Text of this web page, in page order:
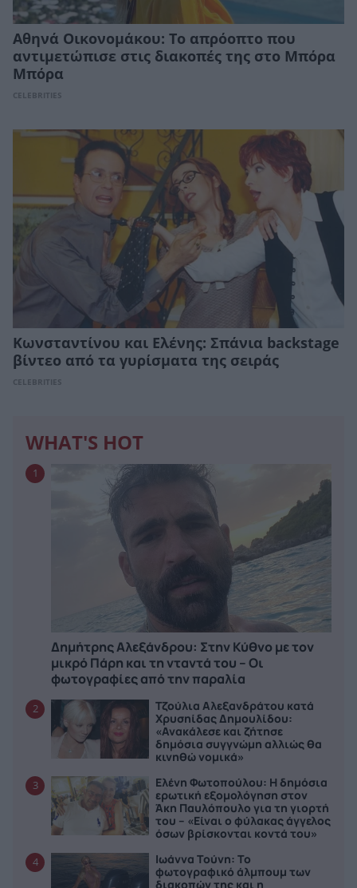
Αθηνά Οικονομάκου: Το απρόοπτο που
αντιμετώπισε στις διακοπές της στο Μπόρα
Μπόρα
CELEBRITIES
Κωνσταντίνου και Ελένης: Σπάνια backstage
βίντεο από τα γυρίσματα της σειράς
CELEBRITIES
WHAT'S HOT
1
Δημήτρης Αλεξάνδρου: Στην Κύθνο με τον
μικρό Πάρη και τη νταντά του – Οι
φωτογραφίες από την παραλία
2
Τζούλια Αλεξανδράτου κατά
Χρυσηίδας Δημουλίδου:
«Ανακάλεσε και ζήτησε
δημόσια συγγνώμη αλλιώς θα
κινηθώ νομικά»
3
Ελένη Φωτοπούλου: Η δημόσια
ερωτική εξομολόγηση στον
Άκη Παυλόπουλο για τη γιορτή
του – «Είναι ο φύλακας άγγελος
όσων βρίσκονται κοντά του»
4
Ιωάννα Τούνη: Το
φωτογραφικό άλμπουμ των
διακοπών της και η